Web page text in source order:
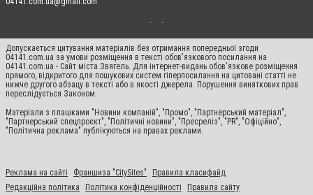
Допускається цитування матеріалів без отримання попередньої згоди
04141.com.ua за умови розміщення в тексті обов'язкового посилання на
04141.com.ua - Сайт міста Звягель. Для інтернет-видань обов'язкове розміщення
прямого, відкритого для пошукових систем гіперпосилання на цитовані статті не
нижче другого абзацу в тексті або в якості джерела. Порушення виняткових прав
переслідується Законом.
Матеріали з плашками "Новини компаній", "Промо", "Партнерський матеріал",
"Партнерський спецпроєкт", "Політичні новини", "Пресреліз", "PR", "Офіційно",
"Політична реклама" публікуються на правах реклами.
Реклама на сайті Франшиза "CitySites"
Правила класифайд
Редакційна політика
Політика конфіденційності Правила сайту